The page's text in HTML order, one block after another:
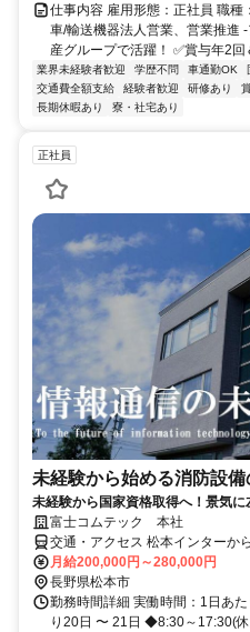
仕事内容 雇用形態：正社員 職
車/輸送機器法人営業、営業推進
産グループで活躍！ ✅賞与年2回
業界未経験者歓迎 学歴不問 車通勤OK
交通費全額支給
経験者歓迎 研修あり
長期休暇あり
寮・社宅あり
正社員
未経験から始める消防設
未経験から国家資格取得へ！景気
富士コムテック 本社
交通・アクセス 松本インターか
月給200,000円～280,000円
長野県松本市
勤務時間詳細 実働時間：1日あ
り20日 〜 21日 ◆8:30～17:30(